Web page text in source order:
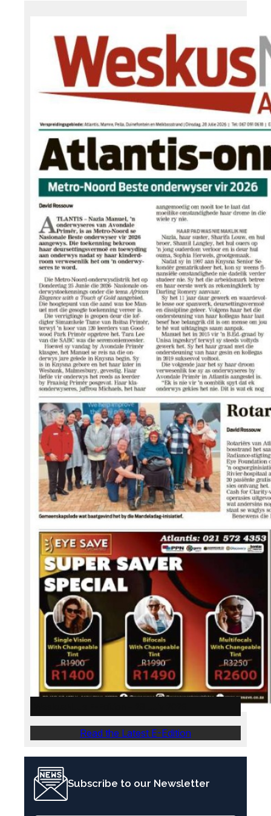
Read the Latest E-Edition
Subscribe to our Newsletter